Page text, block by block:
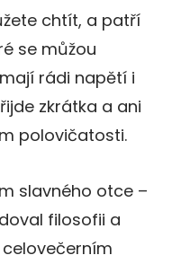
chtít, a patří
se můžou
rádi napětí i
zkrátka a ani
polovičatosti.
slavného otce –
filosofii a